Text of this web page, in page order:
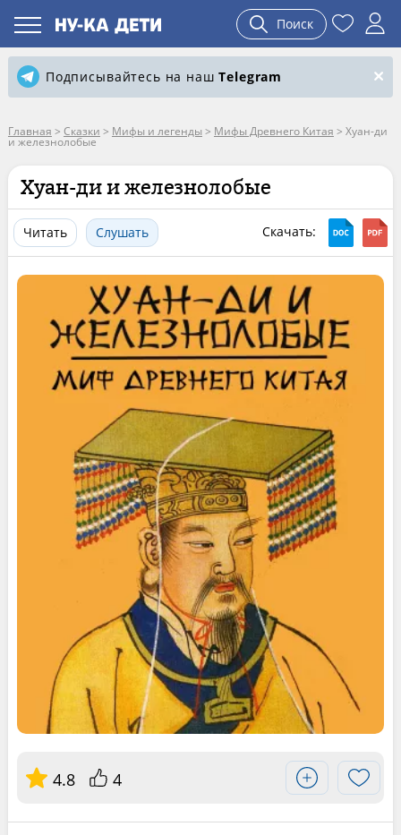
Поиск
Подписывайтесь на нашTelegram
Главная > Сказки > Мифы и легенды > Мифы Древнего Китая > Хуан-ди
и железнолобые
Хуан-ди и железнолобые
Читать Слушать Скачать:
4.8 4